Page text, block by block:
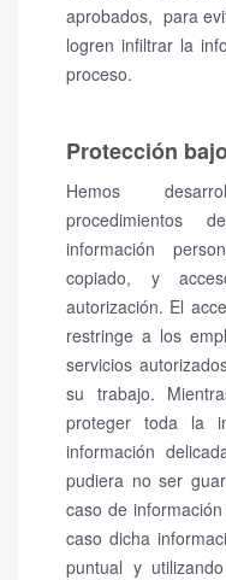
aprobados, para
logren infiltrar la
proceso.
Protección
Hemos
procedimientos
información
copiado, y
autorización. El
restringe a los
servicios
su trabajo.
proteger toda la
información
pudiera no ser
caso de
caso dicha
puntual y